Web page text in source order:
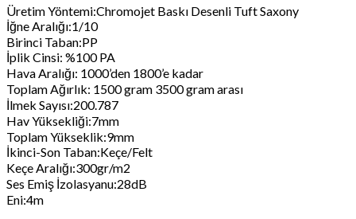
Üretim Yöntemi:Chromojet Baskı Desenli Tuft Saxony
İğne Aralığı:1/10
Birinci Taban:PP
İplik Cinsi: %100 PA
Hava Aralığı: 1000’den 1800’e kadar
Toplam Ağırlık: 1500 gram 3500 gram arası
İlmek Sayısı:200.787
Hav Yüksekliği:7mm
Toplam Yükseklik:9mm
İkinci-Son Taban:Keçe/Felt
Keçe Aralığı:300gr/m2
Ses Emiş İzolasyanu:28dB
Eni:4m